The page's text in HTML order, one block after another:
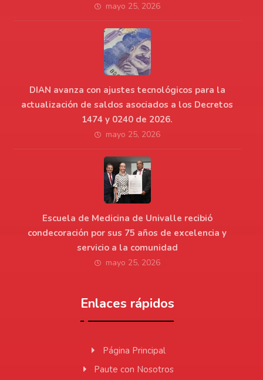
mayo 25, 2026
DIAN avanza con ajustes tecnológicos para la
actualización de saldos asociados a los Decretos
1474 y 0240 de 2026.
mayo 25, 2026
Escuela de Medicina de Univalle recibió
condecoración por sus 75 años de excelencia y
servicio a la comunidad
mayo 25, 2026
Enlaces rápidos
Página Principal
Paute con Nosotros